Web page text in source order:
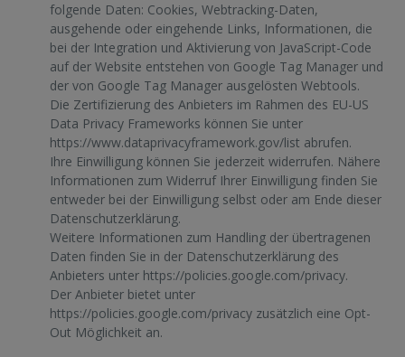
folgende Daten: Cookies, Webtracking-Daten,
ausgehende oder eingehende Links, Informationen, die
bei der Integration und Aktivierung von JavaScript-Code
auf der Website entstehen von Google Tag Manager und
der von Google Tag Manager ausgelösten Webtools.
Die Zertifizierung des Anbieters im Rahmen des EU-US
Data Privacy Frameworks können Sie unter
https://www.dataprivacyframework.gov/list abrufen.
Ihre Einwilligung können Sie jederzeit widerrufen. Nähere
Informationen zum Widerruf Ihrer Einwilligung finden Sie
entweder bei der Einwilligung selbst oder am Ende dieser
Datenschutzerklärung.
Weitere Informationen zum Handling der übertragenen
Daten finden Sie in der Datenschutzerklärung des
Anbieters unter https://policies.google.com/privacy.
Der Anbieter bietet unter
https://policies.google.com/privacy zusätzlich eine Opt-
Out Möglichkeit an.